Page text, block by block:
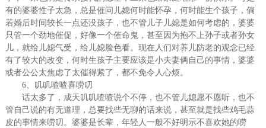
有的婆婆性子太急，总是催问儿媳何时能怀孕，何时能生个孩子，倘
若婚后时间较长一点还没孩子，也不管儿子儿媳是如何考虑的，婆婆
只管一个劲地催促，好像一个催命鬼，甚至因为抱不上孙子或者孙女
儿，就给儿媳气受，给儿媳脸色看。现在人们对养儿防老的观念已经
有了较大的改变，何时生孩子主要应该是小夫妻俩自己的事情，婆婆
或者公公太焦虑了太催得紧了，都不免令人心烦。
6、叽叽喳喳喜唠叨
话太多了，成天叽叽喳喳说个不停，也不管儿媳愿不愿听，也不
管自己说的有无道理，总要找些无聊的话来说，甚至就是找些鸡毛蒜
皮的事情来唠叨。婆婆是长辈，年轻人一般不好明示不喜欢她的唠